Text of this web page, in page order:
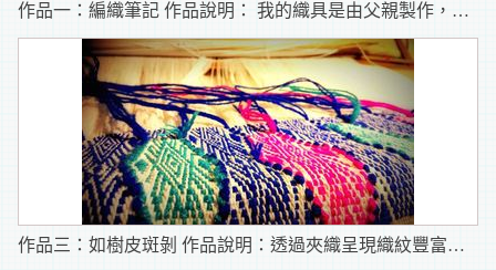
作品一：編織筆記 作品說明： 我的織具是由父親製作，作品上的織紋來自不同老人家傳統服裙片上的織紋，我藉由編織筆記這些織紋。
作品三：如樹皮斑剝 作品說明：透過夾織呈現織紋豐富的自然意象。